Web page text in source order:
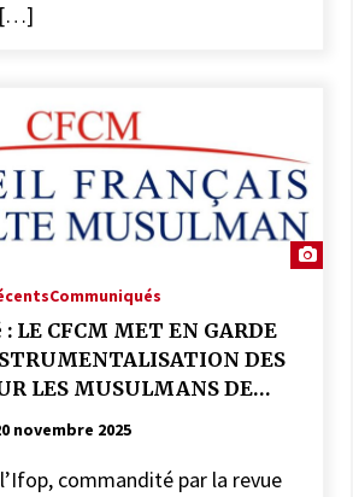
[…]
Communiqués
LE CFCM MET EN GARDE
DES
LES MUSULMANS DE
novembre 2025
commandité par la revue